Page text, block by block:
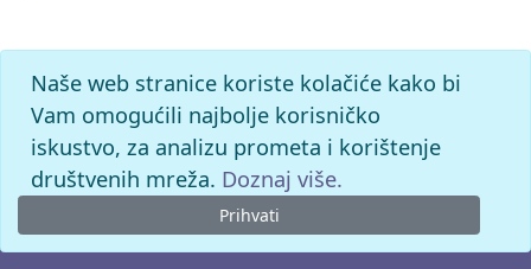
Naše web stranice koriste kolačiće kako bi
Vam omogućili najbolje korisničko
iskustvo, za analizu prometa i korištenje
društvenih mreža. Doznaj više.
Prihvati
© 2026. -Leksikografski zavodMiroslav Krleža